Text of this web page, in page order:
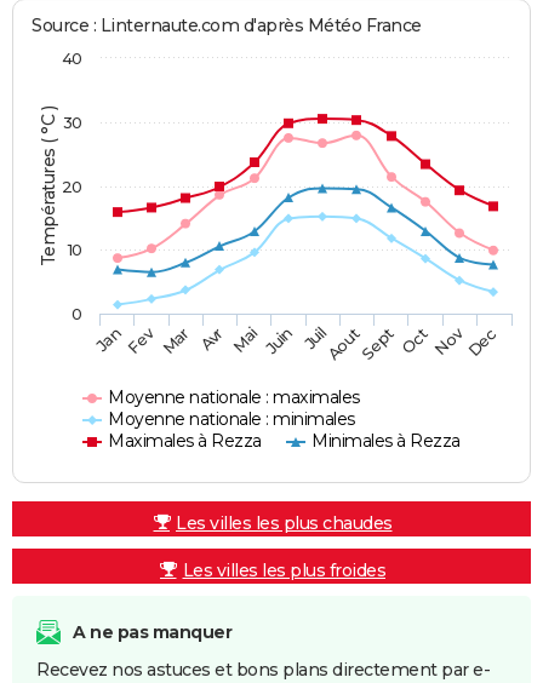
Températures ( °C )
Source : Linternaute.com d'après Météo France
Moyenne nationale : maximales
Moyenne nationale : minimales
Maximales à Rezza
Minimales à Rezza
JanFev Mar Avr Mai Juin JuilAoutSept OctNovDec
0
10
20
30
40
Les villes les plus chaudes
Les villes les plus froides
A ne pas manquer
Recevez nos astuces et bons plans directement par e-